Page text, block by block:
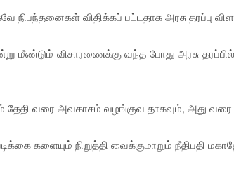
நிபந்தனைகள் விதிக்கப் பட்டதாக அரசு தரப்பு
மீண்டும் விசாரணைக்கு வந்த போது அரசு
தேதி வரை அவகாசம் வழங்குவ தாகவும், அது
களையும் நிறுத்தி வைக்குமாறும் நீதிபதி